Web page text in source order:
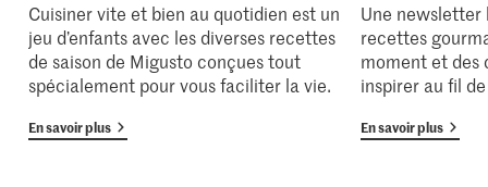
Cuisiner vite et bien au quotidien est un
jeu d’enfants avec les diverses recettes
de saison de Migusto conçues tout
spécialement pour vous faciliter la vie.
En savoir plus
Une newsletter
recettes
moment et des
inspirer au fil
En savoir plus